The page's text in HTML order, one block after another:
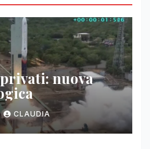
nuova
CLAUDIA